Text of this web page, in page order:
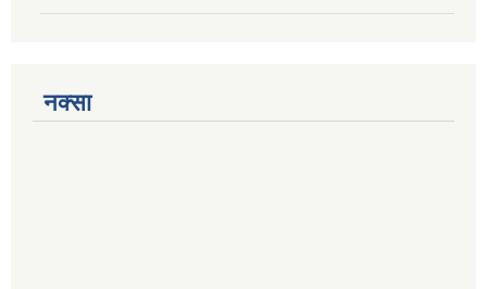
नक्सा